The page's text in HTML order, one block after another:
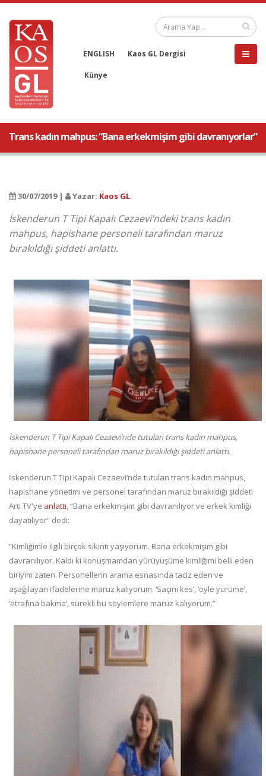
ENGLISH Kaos GL Dergisi
Künye
Trans kadın mahpus: “Bana erkekmişim gibi davranıyorlar”
30/07/2019 | Yazar: Kaos GL
İskenderun T Tipi Kapalı Cezaevi’ndeki trans kadın
mahpus, hapishane personeli tarafından maruz
bırakıldığı şiddeti anlattı.
İskenderun T Tipi Kapalı Cezaevi’nde tutulan trans kadın mahpus,
hapishane personeli tarafından maruz bırakıldığı şiddeti anlattı.
İskenderun T Tipi Kapalı Cezaevi’nde tutulan trans kadın mahpus,
hapishane yönetimi ve personel tarafından maruz bırakıldığı şiddeti
Artı TV'ye anlattı, “Bana erkekmişim gibi davranılıyor ve erkek kimliği
dayatılıyor” dedi:
“Kimliğimle ilgili birçok sıkıntı yaşıyorum. Bana erkekmişim gibi
davranılıyor. Kaldı ki konuşmamdan yürüyüşüme kimliğimi belli eden
biriyim zaten. Personellerin arama esnasında taciz eden ve
aşağılayan ifadelerine maruz kalıyorum. ‘Saçını kes’, ‘öyle yürüme’,
‘etrafına bakma’, sürekli bu söylemlere maruz kalıyorum.”